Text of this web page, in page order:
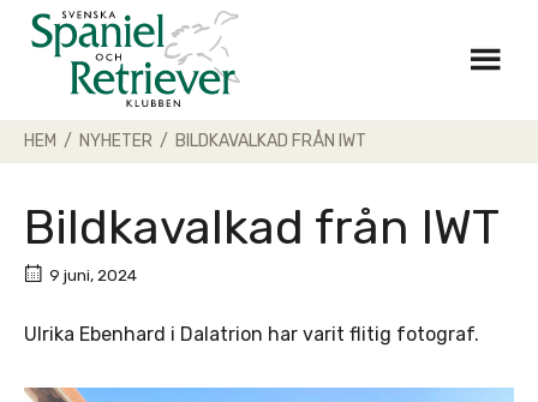
Skip
HEM / NYHETER / BILDKAVALKAD FRÅN IWT
Bildkavalkad från IWT
9 juni, 2024
Ulrika Ebenhard i Dalatrion har varit flitig fotograf.